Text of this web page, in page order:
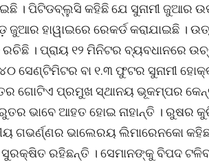
। ପିଟିଡବ୍ଲୁସି କହିଛି ଯେ ସୁନାମୀ ଜୁଆର
ଜୁଆର ହାୱାଇରେ ରେକର୍ଡ କରାଯାଇଛି ।
। ପ୍ରାୟ ୧୨ ମିନିଟର ବ୍ୟବଧାନରେ
ସେଣ୍ଟିମିଟର ବା ୧.୩ ଫୁଟର ସୁନାମୀ
ଗୋଟିଏ ପ୍ରମୁଖ ସ୍ଥାନୟ ଭୂକମ୍ପର
ଭାବେ ଆହତ ହୋଇ ନାହାନ୍ତି । ରୁଷର
ଗଭର୍ଣ୍ଣର ଭାଲେରୟ ଲିମାରେନକୋ
ସୁରକ୍ଷିତ ରହିଛନ୍ତି । ସେମାନଙ୍କୁ ବିପଦ